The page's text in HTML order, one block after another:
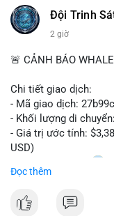
Đội Trinh
2 giờ
🚨 CẢNH BÁO
Chi tiết giao dịch:
- Mã giao dịch:
- Khối lượng di
- Giá trị ước tính:
USD)
- Thời gian: 10:20
Nhận định phân tích
Khối lượng 52.09
Đọc thêm